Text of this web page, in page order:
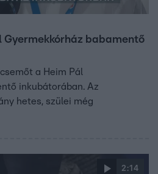
Gyermekkórház babamentő
a Heim Pál
inkubátorában. Az
hetes, szülei még
2:14